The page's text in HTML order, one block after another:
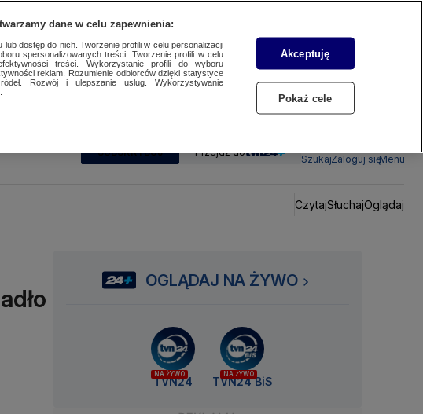
SUBSKRYBUJ Przejdź do
SzukajZaloguj sięMenu
CzytajSłuchajOglądaj
OGLĄDAJ NA ŻYWO
NA ŻYWO
TVN24
NA ŻYWO
TVN24 BiS
dane w celu zapewnienia:
dostęp do nich. Tworzenie profili w celu personalizacji
spersonalizowanych treści. Tworzenie profili w celu
treści. Wykorzystanie profili do wyboru
reklam. Rozumienie odbiorców dzięki statystyce
Rozwój i ulepszanie usług. Wykorzystywanie
Akceptuję
Pokaż cele